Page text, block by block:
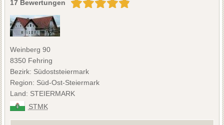
17 Bewertungen
Weinberg 90
8350 Fehring
Bezirk: Südoststeiermark
Region: Süd-Ost-Steiermark
Land: STEIERMARK
STMK